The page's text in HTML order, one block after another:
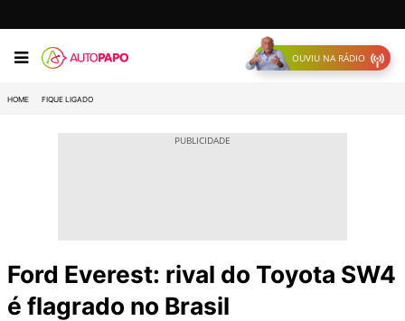
OUVIU NA RÁDIO
HOME FIQUE LIGADO
Ford Everest: rival do Toyota SW4
é flagrado no Brasil